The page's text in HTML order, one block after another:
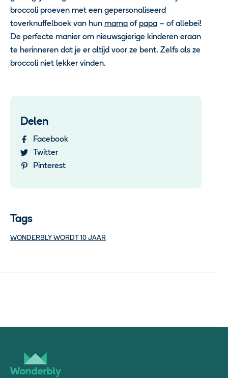
broccoli proeven met een gepersonaliseerd
toverknuffelboek van hun mama of papa – of allebei!
De perfecte manier om nieuwsgierige kinderen eraan
te herinneren dat je er altijd voor ze bent. Zelfs als ze
broccoli niet lekker vinden.
Delen
Facebook
Twitter
Pinterest
Tags
WONDERBLY WORDT 10 JAAR